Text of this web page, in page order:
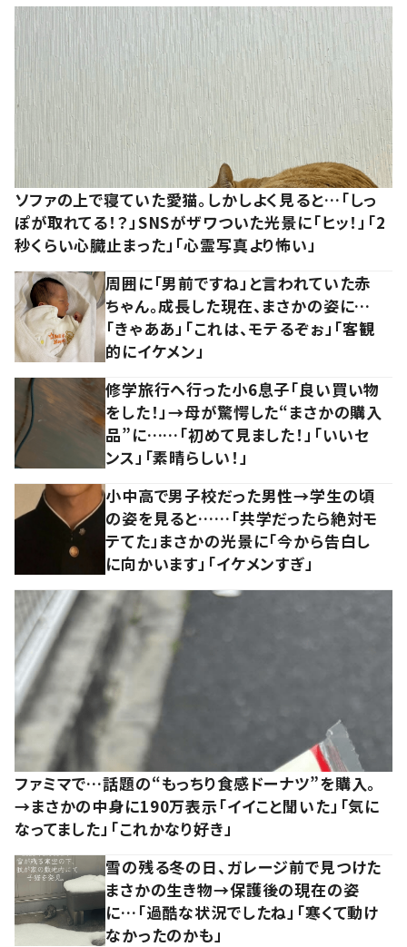
ソファの上で寝ていた愛猫。しかしよく見ると…「しっ
ぽが取れてる！？」SNSがザワついた光景に「ヒッ！」「2
秒くらい心臓止まった」「心霊写真より怖い」
周囲に「男前ですね」と言われていた赤
ちゃん。成長した現在、まさかの姿に…
「きゃああ」「これは、モテるぞぉ」「客観
的にイケメン」
修学旅行へ行った小6息子「良い買い物
をした！」→母が驚愕した“まさかの購入
品”に……「初めて見ました！」「いいセ
ンス」「素晴らしい！」
小中高で男子校だった男性→学生の頃
の姿を見ると……「共学だったら絶対モ
テてた」まさかの光景に「今から告白し
に向かいます」「イケメンすぎ」
ファミマで…話題の“もっちり食感ドーナツ”を購入。
→まさかの中身に190万表示「イイこと聞いた」「気に
なってました」「これかなり好き」
雪の残る冬の日、ガレージ前で見つけた
まさかの生き物→保護後の現在の姿
に…「過酷な状況でしたね」「寒くて動け
なかったのかも」